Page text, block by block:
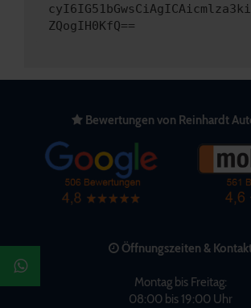
ZQogIH0KfQ==
Bewertungen von Reinhardt
Öffnungszeiten &
Montag bis Freitag:
08:00 bis 19:00 Uhr